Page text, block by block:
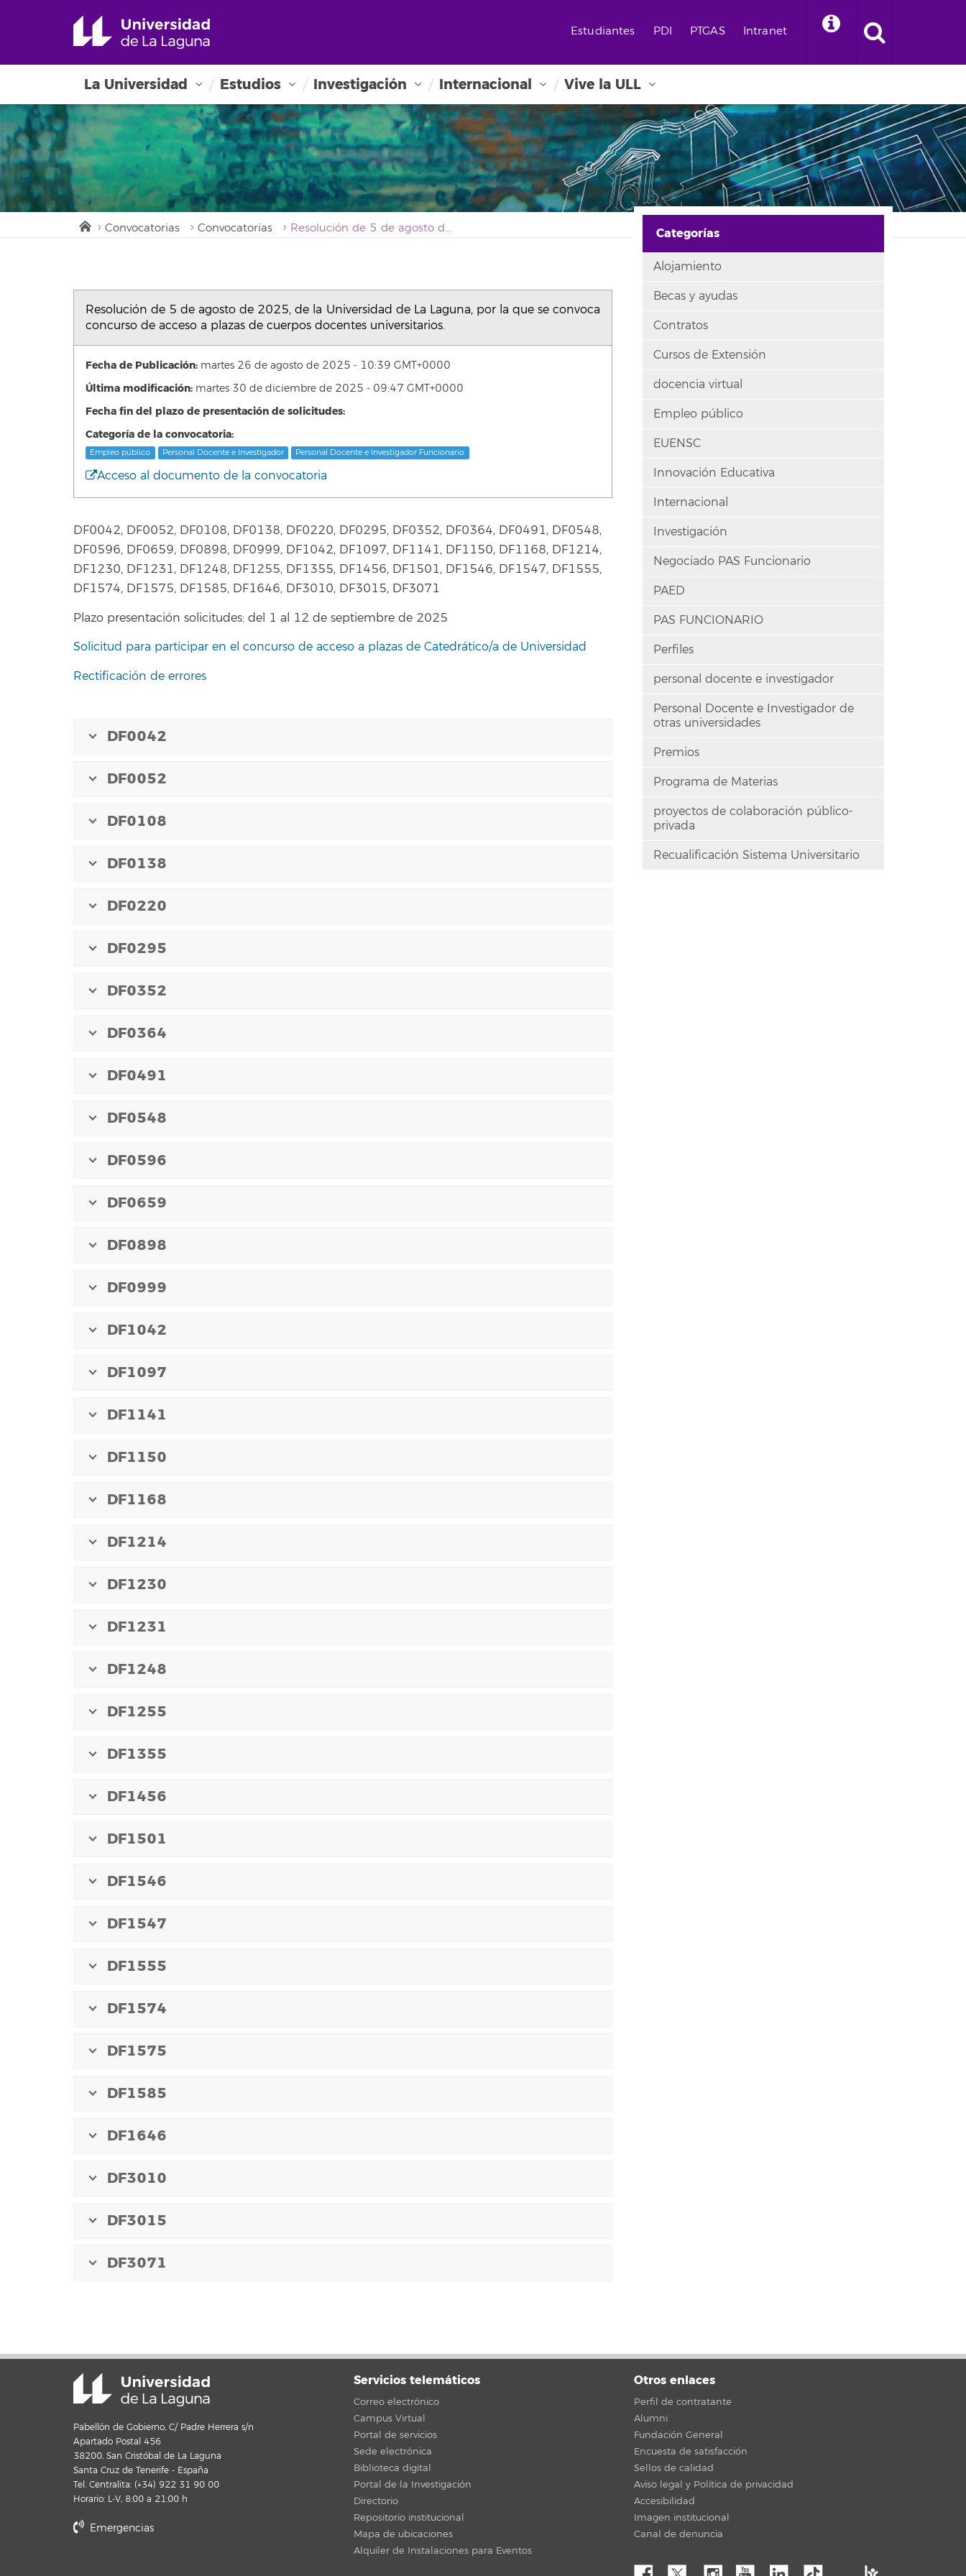
Estudiantes PDI PTGAS Intranet
La Universidad Estudios Investigación Internacional Vive la ULL
Convocatorias Convocatorias Resolución de 5 de agosto de 2025, de la Universidad de La Laguna, por la que se convoca concurso de acceso a plazas de cuerpos docentes universitarios.
Resolución de 5 de agosto de 2025, de la Universidad de La Laguna, por la que se convoca
concurso de acceso a plazas de cuerpos docentes universitarios.
Fecha de Publicación: martes 26 de agosto de 2025 - 10:39 GMT+0000
Última modificación: martes 30 de diciembre de 2025 - 09:47 GMT+0000
Fecha fin del plazo de presentación de solicitudes:
Categoría de la convocatoria:
Empleo público Personal Docente e Investigador Personal Docente e Investigador Funcionario
Acceso al documento de la convocatoria
DF0042, DF0052, DF0108, DF0138, DF0220, DF0295, DF0352, DF0364, DF0491, DF0548,
DF0596, DF0659, DF0898, DF0999, DF1042, DF1097, DF1141, DF1150, DF1168, DF1214,
DF1230, DF1231, DF1248, DF1255, DF1355, DF1456, DF1501, DF1546, DF1547, DF1555,
DF1574, DF1575, DF1585, DF1646, DF3010, DF3015, DF3071
Plazo presentación solicitudes: del 1 al 12 de septiembre de 2025
Solicitud para participar en el concurso de acceso a plazas de Catedrático/a de Universidad
Rectificación de errores
DF0042
DF0052
DF0108
DF0138
DF0220
DF0295
DF0352
DF0364
DF0491
DF0548
DF0596
DF0659
DF0898
DF0999
DF1042
DF1097
DF1141
DF1150
DF1168
DF1214
DF1230
DF1231
DF1248
DF1255
DF1355
DF1456
DF1501
DF1546
DF1547
DF1555
DF1574
DF1575
DF1585
DF1646
DF3010
DF3015
DF3071
Categorías
Alojamiento
Becas y ayudas
Contratos
Cursos de Extensión
docencia virtual
Empleo público
EUENSC
Innovación Educativa
Internacional
Investigación
Negociado PAS Funcionario
PAED
PAS FUNCIONARIO
Perfiles
personal docente e investigador
Personal Docente e Investigador de
otras universidades
Premios
Programa de Materias
proyectos de colaboración público-
privada
Recualificación Sistema Universitario
Pabellón de Gobierno, C/ Padre Herrera s/n
Apartado Postal 456
38200, San Cristóbal de La Laguna
Santa Cruz de Tenerife - España
Tel. Centralita: (+34) 922 31 90 00
Horario: L-V, 8:00 a 21:00 h
Emergencias
Servicios telemáticos
Correo electrónico
Campus Virtual
Portal de servicios
Sede electrónica
Biblioteca digital
Portal de la Investigación
Directorio
Repositorio institucional
Mapa de ubicaciones
Alquiler de Instalaciones para Eventos
Otros enlaces
Perfil de contratante
Alumni
Fundación General
Encuesta de satisfacción
Sellos de calidad
Aviso legal y Política de privacidad
Accesibilidad
Imagen institucional
Canal de denuncia